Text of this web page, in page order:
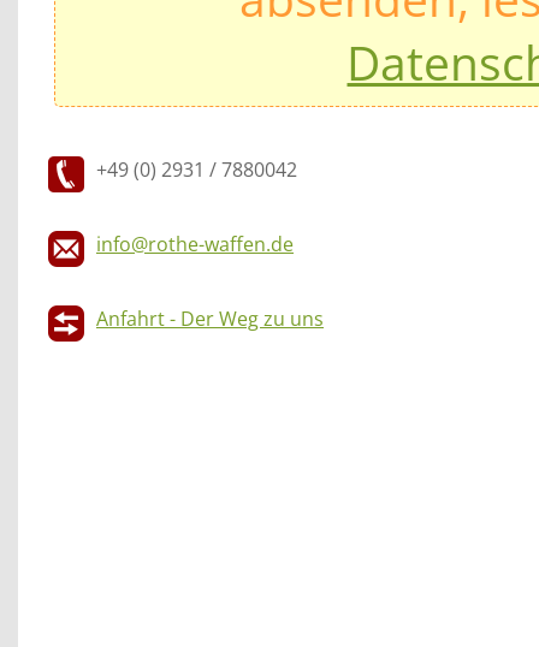
+49 (0) 2931 / 7880042
info@rothe-waffen.de
Anfahrt - Der Weg zu uns